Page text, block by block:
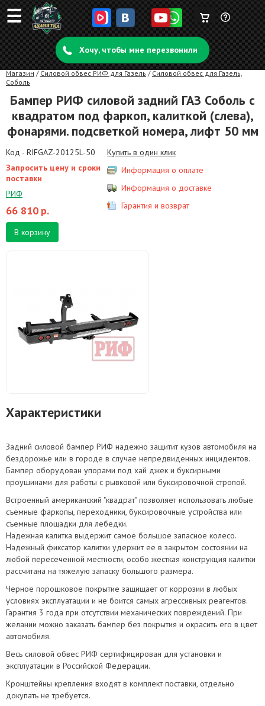
☰ Задать
вопрос
Корзина
пуста
Хочу, чтобы мне перезвонили
Магазин / Силовой обвес РИФ для Газель / Силовой обвес для Газель,
Соболь
Бампер РИФ силовой задний ГАЗ Соболь с
квадратом под фаркоп, калиткой (слева),
фонарями. подсветкой номера, лифт 50 мм
Код - RIFGAZ-20125L-50
Запросить цену и сроки
поставки
РИФ
66 810 р.
В корзину
Купить в один клик
Информация о оплате
Информация о доставке
Гарантия и возврат
Характеристики
Задний силовой бампер РИФ надежно защитит кузов автомобиля на
бездорожье или в городе в случае непредвиденных инцидентов.
Бампер оборудован упорами под хай джек и буксирными
проушинами для работы с рывковой или буксировочной стропой.
Встроенный американский "квадрат" позволяет использовать любые
съемные фаркопы, переходники, буксировочные устройства или
съемные площадки для лебедки.
Надежная калитка выдержит самое большое запасное колесо.
Надежный фиксатор калитки удержит ее в закрытом состоянии на
любой пересеченной местности, особо жесткая конструкция калитки
рассчитана на тяжелую запаску большого размера.
Черное порошковое покрытие защищает от коррозии в любых
условиях эксплуатации и не боится самых агрессивных реагентов.
Гарантия 3 года при отсутствии механических повреждений. При
желании можно заказать бампер без покрытия и окрасить его в цвет
автомобиля.
Весь силовой обвес РИФ сертифицирован для установки и
эксплуатации в Российской Федерации.
Кронштейны крепления входят в комплект поставки, отдельно
докупать не требуется.